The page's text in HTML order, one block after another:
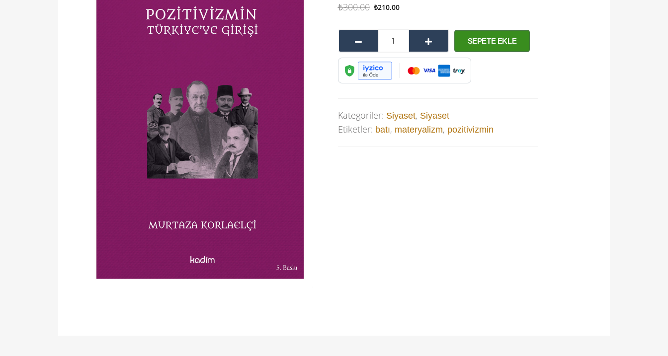
₺300.00 ₺210.00
SEPETE EKLE
Kategoriler: Siyaset, Siyaset
Etiketler: batı, materyalizm, pozitivizmin